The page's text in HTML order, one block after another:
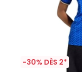
-30% DÈS 2*